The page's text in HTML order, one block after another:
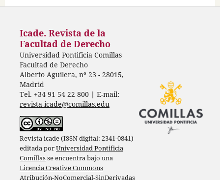
Icade. Revista de la
Facultad de Derecho
Universidad Pontificia Comillas
Facultad de Derecho
Alberto Aguilera, nº 23 - 28015,
Madrid
Tel. +34 91 54 22 800 | E-mail:
revista-icade@comillas.edu
Revista icade (ISSN digital: 2341-0841)
editada porUniversidad Pontificia
Comillasse encuentra bajo una
Licencia Creative Commons
Atribución-NoComercial-SinDerivadas